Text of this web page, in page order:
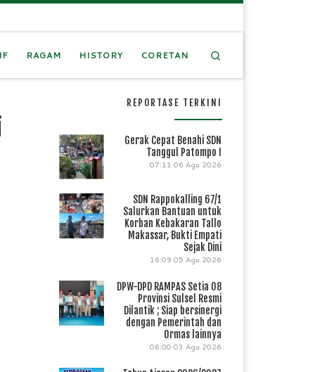
RAGAM HISTORY CORETAN
REPORTASE TERKINI
Gerak Cepat Benahi SDN
Tanggul Patompo I
07:11 06 Agu 2026
SDN Rappokalling 67/1
Salurkan Bantuan untuk
Korban Kebakaran Tallo
Makassar, Bukti Empati
Sejak Dini
16:09 05 Agu 2026
DPW-DPD RAMPAS Setia 08
Provinsi Sulsel Resmi
Dilantik ; Siap bersinergi
dengan Pemerintah dan
Ormas lainnya
06:00 03 Agu 2026